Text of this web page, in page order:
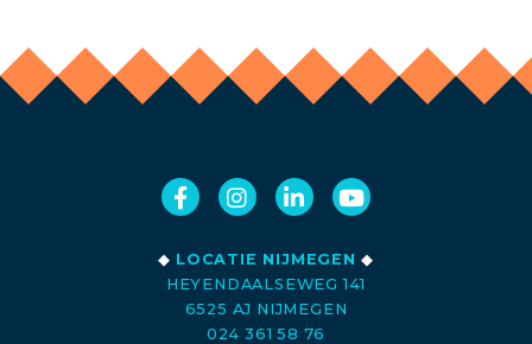
◆ LOCATIE NIJMEGEN ◆
HEYENDAALSEWEG 141
6525 AJ NIJMEGEN
024 361 58 76